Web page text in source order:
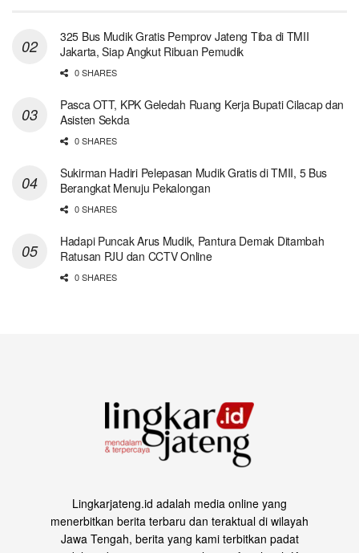
325 Bus Mudik Gratis Pemprov Jateng Tiba di TMII
Jakarta, Siap Angkut Ribuan Pemudik
0 SHARES
Pasca OTT, KPK Geledah Ruang Kerja Bupati Cilacap dan
Asisten Sekda
0 SHARES
Sukirman Hadiri Pelepasan Mudik Gratis di TMII, 5 Bus
Berangkat Menuju Pekalongan
0 SHARES
Hadapi Puncak Arus Mudik, Pantura Demak Ditambah
Ratusan PJU dan CCTV Online
0 SHARES
Lingkarjateng.id adalah media online yang
menerbitkan berita terbaru dan teraktual di wilayah
Jawa Tengah, berita yang kami terbitkan padat